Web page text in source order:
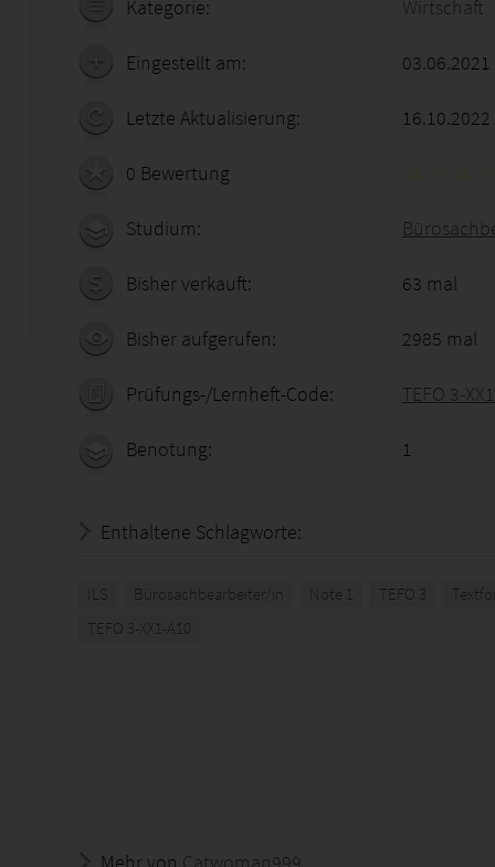
Kategorie: Wirtschaft
Eingestellt am:
Letzte Aktualisierung: 16.10.2022
0 Bewertung
Studium:
Bisher verkauft: 63 mal
Bisher aufgerufen: 2985 mal
Prüfungs-/Lernheft-Code: TEFO 3-
Benotung: 1
Enthaltene Schlagworte:
ILS Bürosachbearbeiter/in Note 1 TEFO 3
TEFO 3-XX1-A10